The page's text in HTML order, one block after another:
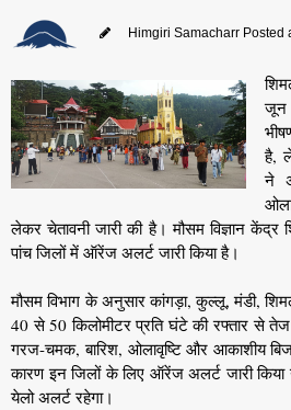
Himgiri Samacharr Posted
जून
है,
ने
लेकर चेतावनी जारी की है। मौसम विज्ञान
पांच जिलों में ऑरेंज अलर्ट जारी किया है।
मौसम विभाग के अनुसार कांगड़ा, कुल्लू, मंडी,
40 से 50 किलोमीटर प्रति घंटे की रफ्तार
गरज-चमक, बारिश, ओलावृष्टि और आकाशीय
कारण इन जिलों के लिए ऑरेंज अलर्ट जारी किया
येलो अलर्ट रहेगा।